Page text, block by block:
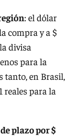
: el dólar
compra y a $
divisa
para la
tanto, en Brasil,
reales para la
plazo por $